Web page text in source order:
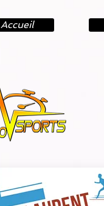
Accueil